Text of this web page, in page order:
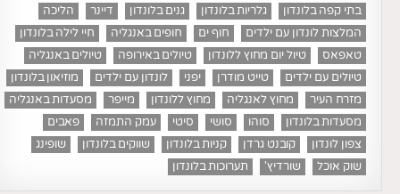
בתי קפה בלונדון
גלריות בלונדון גנים בלונדון דיינר
הליכה
המלצות לונדון עם ילדים
חוף ים חופים באנגליה
חיי לילה בלונדון
טאפאס
טיול יום מחוץ ללונדון טיולים באירופה
טיולים באנגליה
טיולים עם ילדים
טייט מודרן יפני לונדון עם ילדים
מוזיאון בלונדון
מזרח העיר
מחוץ לאנגליה מחוץ ללונדון מייפר
מסעדות באנגליה
מסעדות בלונדון
סוהו סושי סיטי עמק התמזה
פאבים
צפון לונדון
קובנט גרדן קניות בלונדון שווקים בלונדון
שופינג
שוק אוכל
שורדיץ' תערוכות בלונדון